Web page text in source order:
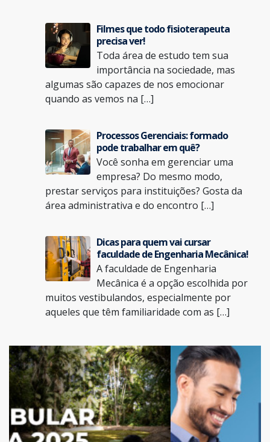
Filmes que todo fisioterapeuta
precisa ver!
Toda área de estudo tem sua
importância na sociedade, mas
algumas são capazes de nos emocionar
quando as vemos na […]
Processos Gerenciais: formado
pode trabalhar em quê?
Você sonha em gerenciar uma
empresa? Do mesmo modo,
prestar serviços para instituições? Gosta da
área administrativa e do encontro […]
Dicas para quem vai cursar
faculdade de Engenharia Mecânica!
A faculdade de Engenharia
Mecânica é a opção escolhida por
muitos vestibulandos, especialmente por
aqueles que têm familiaridade com as […]